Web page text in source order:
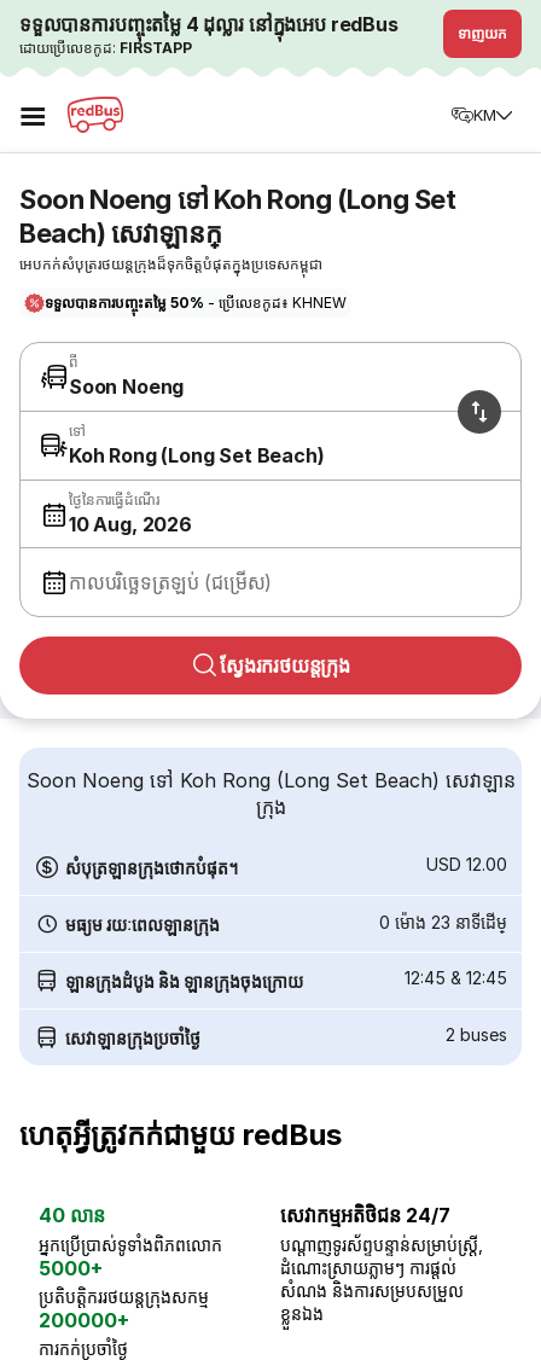
ទទួលបានការបញ្ចុះតម្លៃ 4 ដុល្លារ នៅក្នុងអេប redBus
ដោយប្រើលេខកូដ: FIRSTAPP
ទាញយក
☰ KM
Soon Noeng ទៅ Koh Rong (Long Set
Beach) សេវាឡានក្
អេបកក់សំបុត្ររថយន្តក្រុងដ៏ទុកចិត្តបំផុតក្នុងប្រទេសកម្ពុជា
ទទួលបានការបញ្ចុះតម្លៃ 50% - ប្រើលេខកូដ៖ KHNEW
ពី
Soon Noeng
ទៅ
Koh Rong (Long Set Beach)
ថ្ងៃនៃការធ្វើដំណើរ
10 Aug, 2026
កាលបរិច្ឆេទត្រឡប់ (ជម្រើស)
ស្វែងរករថយន្តក្រុង
Soon Noeng ទៅ Koh Rong (Long Set Beach) សេវាឡាន
ក្រុង
សំបុត្រឡានក្រុងថោកបំផុត។ USD 12.00
មធ្យម រយៈពេលឡានក្រុង 0 ម៉ោង 23 នាទី​ដើម្
ឡានក្រុងដំបូង និង ឡានក្រុងចុងក្រោយ 12:45 & 12:45
សេវាឡានក្រុងប្រចាំថ្ងៃ 2 buses
ហេតុអ្វីត្រូវកក់ជាមួយ redBus
40 លាន
អ្នកប្រើប្រាស់ទូទាំងពិភពលោក
5000+
ប្រតិបត្តិកររថយន្តក្រុងសកម្ម
200000+
ការកក់ប្រចាំថ្ងៃ
សេវាកម្មអតិថិជន 24/7
បណ្តាញទូរស័ព្ទបន្ទាន់សម្រាប់ស្ត្រី,
ដំណោះស្រាយភ្លាមៗ ការផ្តល់
សំណង និងការសម្របសម្រួល
ខ្លួនឯង